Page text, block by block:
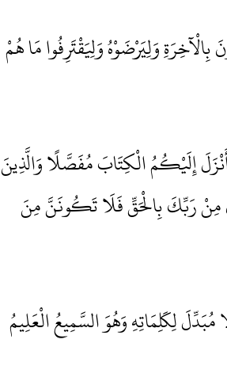
بِالْآخِرَةِ وَلِيَرْضَوْهُ وَلِيَقْتَرِفُوا مَا هُمْ
إِلَيْكُمُ الْكِتَابَ مُفَصَّلًا وَالَّذِينَ
مِنْ رَبِّكَ بِالْحَقِّ فَلَا تَكُونَنَّ مِنَ
لِكَلِمَاتِهِ وَهُوَ السَّمِيعُ الْعَلِيمُ